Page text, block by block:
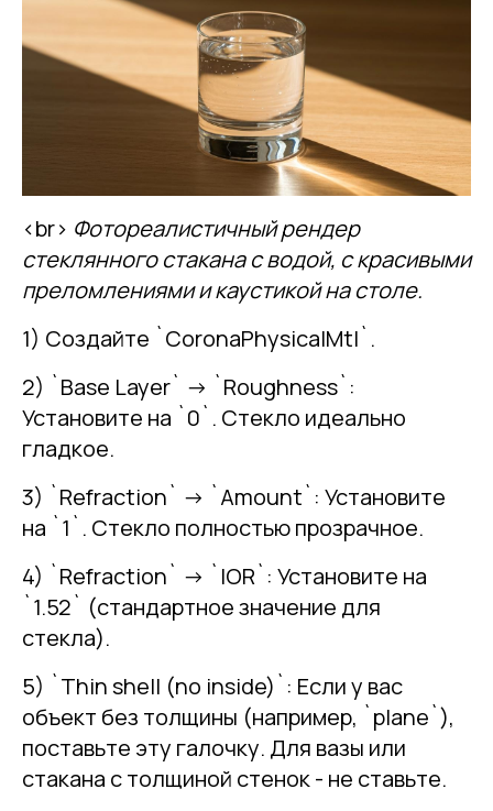
<br> Фотореалистичный рендер
стеклянного стакана с водой, с красивыми
преломлениями и каустикой на столе.
1) Создайте `CoronaPhysicalMtl`.
2) `Base Layer` -> `Roughness`:
Установите на `0`. Стекло идеально
гладкое.
3) `Refraction` -> `Amount`: Установите
на `1`. Стекло полностью прозрачное.
4) `Refraction` -> `IOR`: Установите на
`1.52` (стандартное значение для
стекла).
5) `Thin shell (no inside)`: Если у вас
объект без толщины (например, `plane`),
поставьте эту галочку. Для вазы или
стакана с толщиной стенок - не ставьте.